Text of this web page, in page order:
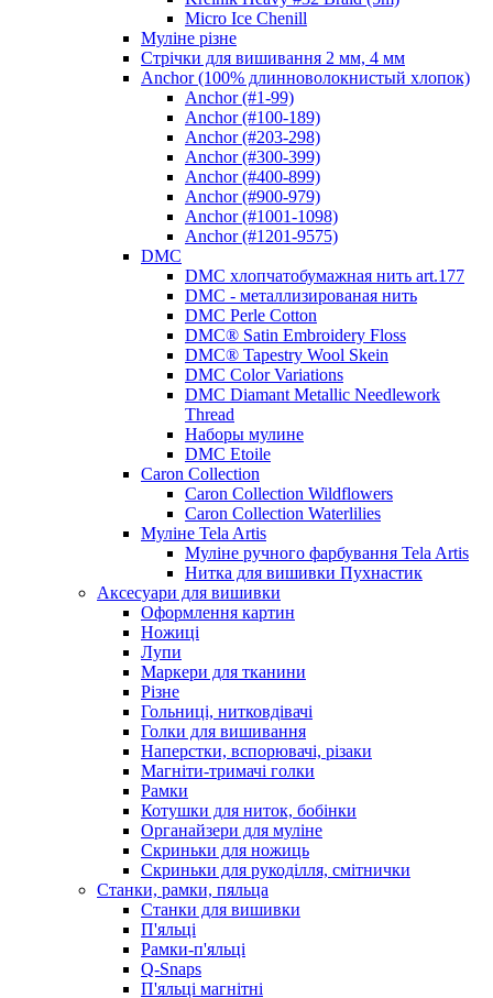
Micro Ice Chenill
Муліне різне
Стрічки для вишивання 2 мм, 4 мм
Anchor (100% длинноволокнистый хлопок)
Anchor (#1-99)
Anchor (#100-189)
Anchor (#203-298)
Anchor (#300-399)
Anchor (#400-899)
Anchor (#900-979)
Anchor (#1001-1098)
Anchor (#1201-9575)
DMC
DMC хлопчатобумажная нить art.177
DMC - металлизированая нить
DMC Perle Cotton
DMC® Satin Embroidery Floss
DMC® Tapestry Wool Skein
DMC Color Variations
DMC Diamant Metallic Needlework
Thread
Наборы мулине
DMC Etoile
Caron Collection
Caron Collection Wildflowers
Caron Collection Waterlilies
Муліне Tela Artis
Муліне ручного фарбування Tela Artis
Нитка для вишивки Пухнастик
Аксесуари для вишивки
Оформлення картин
Ножиці
Лупи
Маркери для тканини
Різне
Гольниці, нитковдівачі
Голки для вишивання
Наперстки, вспорювачі, різаки
Магніти-тримачі голки
Рамки
Котушки для ниток, бобінки
Органайзери для муліне
Скриньки для ножиць
Скриньки для рукоділля, смітнички
Станки, рамки, пяльца
Станки для вишивки
П'яльці
Рамки-п'яльці
Q-Snaps
П'яльці магнітні